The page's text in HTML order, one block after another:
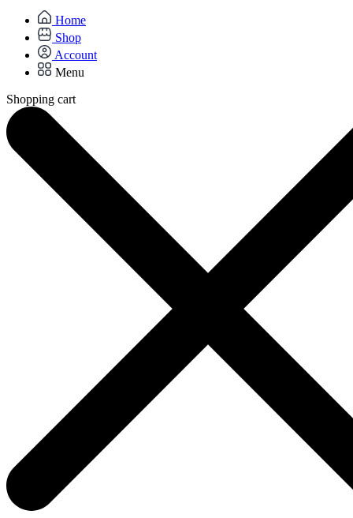
Home
Shop
Account
Menu
Shopping cart